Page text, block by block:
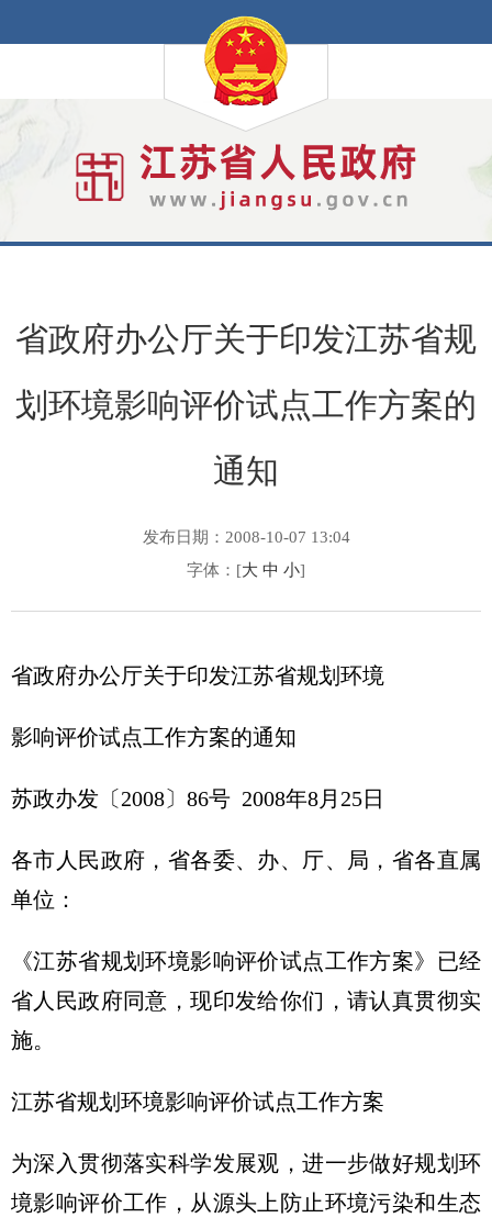
省政府办公厅关于印发江苏省规
划环境影响评价试点工作方案的
通知
发布日期：2008-10-07 13:04
字体：[大 中 小]
省政府办公厅关于印发江苏省规划环境
影响评价试点工作方案的通知
苏政办发〔2008〕86号 2008年8月25日
各市人民政府，省各委、办、厅、局，省各直属
单位：
《江苏省规划环境影响评价试点工作方案》已经
省人民政府同意，现印发给你们，请认真贯彻实
施。
江苏省规划环境影响评价试点工作方案
为深入贯彻落实科学发展观，进一步做好规划环
境影响评价工作，从源头上防止环境污染和生态